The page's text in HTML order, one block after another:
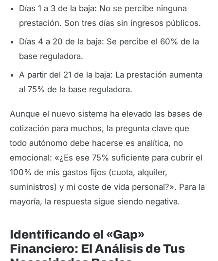
Días 1 a 3 de la baja: No se percibe ninguna
prestación. Son tres días sin ingresos públicos.
Días 4 a 20 de la baja: Se percibe el 60% de la
base reguladora.
A partir del 21 de la baja: La prestación aumenta
al 75% de la base reguladora.
Aunque el nuevo sistema ha elevado las bases de
cotización para muchos, la pregunta clave que
todo autónomo debe hacerse es analítica, no
emocional: «¿Es ese 75% suficiente para cubrir el
100% de mis gastos fijos (cuota, alquiler,
suministros) y mi coste de vida personal?». Para la
mayoría, la respuesta sigue siendo negativa.
Identificando el «Gap»
Financiero: El Análisis de Tus